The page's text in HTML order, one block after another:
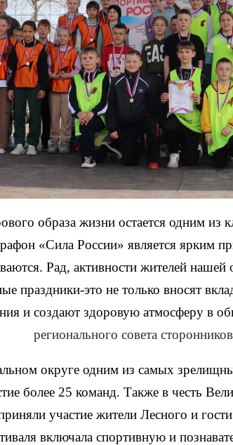
образа жизни остается одним
«Сила России» является ярким
Рад, активности жителей
праздники-это не только вносят
и создают здоровую атмосферу в
регионального совета сторонников
округе одним из самых
более 25 команд. Также в честь
участие жители Лесного и
включала спортивную и